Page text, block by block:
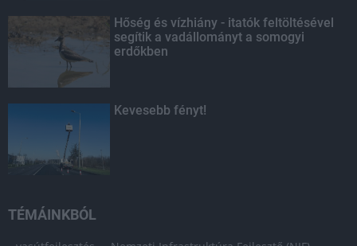
Hőség és vízhiány - itatók feltöltésével
segítik a vadállományt a somogyi
erdőkben
Kevesebb fényt!
TÉMÁINKBÓL